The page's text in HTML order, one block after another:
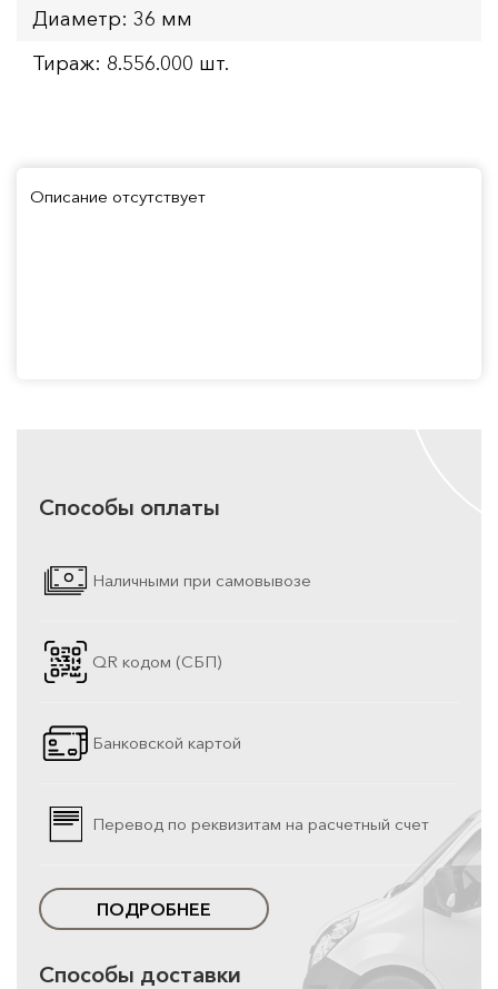
Диаметр: 36 мм
Тираж: 8.556.000 шт.
Описание отсутствует
Способы оплаты
Наличными при самовывозе
QR кодом (СБП)
Банковской картой
Перевод по реквизитам на расчетный счет
ПОДРОБНЕЕ
Способы доставки